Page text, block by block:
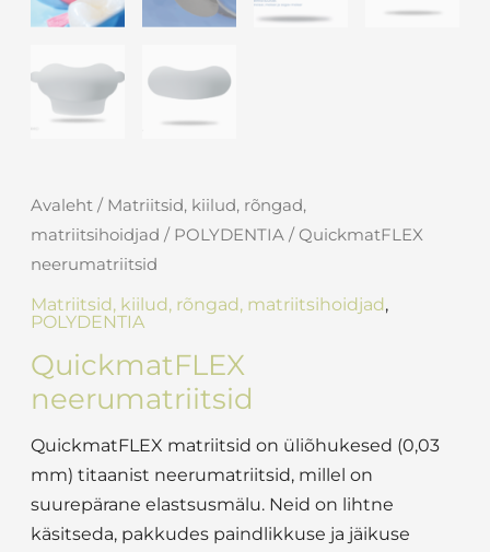
Avaleht / Matriitsid, kiilud, rõngad,
matriitsihoidjad / POLYDENTIA / QuickmatFLEX
neerumatriitsid
Matriitsid, kiilud, rõngad, matriitsihoidjad,
POLYDENTIA
QuickmatFLEX
neerumatriitsid
QuickmatFLEX matriitsid on üliõhukesed (0,03
mm) titaanist neerumatriitsid, millel on
suurepärane elastsusmälu. Neid on lihtne
käsitseda, pakkudes paindlikkuse ja jäikuse